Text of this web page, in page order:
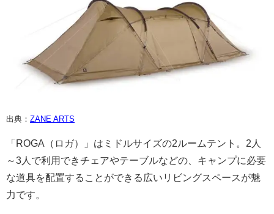
出典： ZANE ARTS
「ROGA（ロガ）」はミドルサイズの2ルームテント。2人
～3人で利用できチェアやテーブルなどの、キャンプに必要
な道具を配置することができる広いリビングスペースが魅
力です。